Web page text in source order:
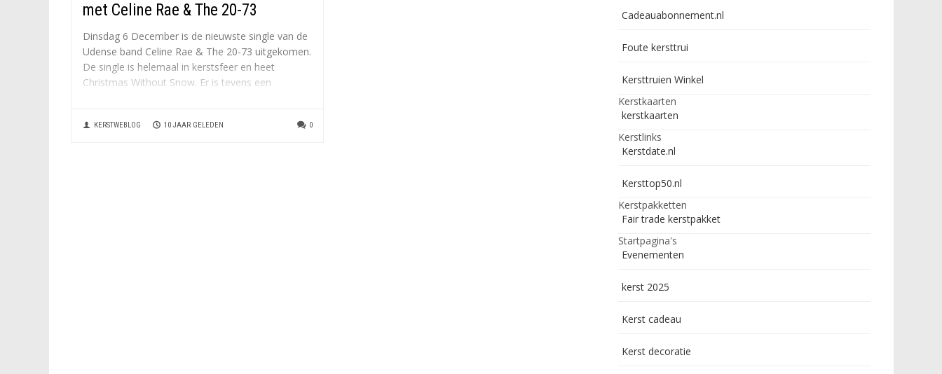
met Celine Rae & The 20-73
Dinsdag 6 December is de nieuwste single van de
Udense band Celine Rae & The 20-73 uitgekomen.
De single is helemaal in kerstsfeer en heet
Christmas Without Snow. Er is tevens een
KERSTWEBLOG 10 JAAR GELEDEN 0
Cadeauabonnement.nl
Foute kersttrui
Kersttruien Winkel
Kerstkaarten
kerstkaarten
Kerstlinks
Kerstdate.nl
Kersttop50.nl
Kerstpakketten
Fair trade kerstpakket
Startpagina's
Evenementen
kerst 2025
Kerst cadeau
Kerst decoratie